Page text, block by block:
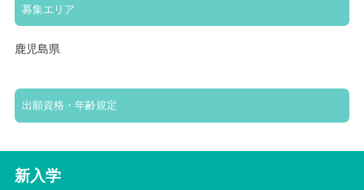
募集エリア
鹿児島県
出願資格・年齢規定
新入学